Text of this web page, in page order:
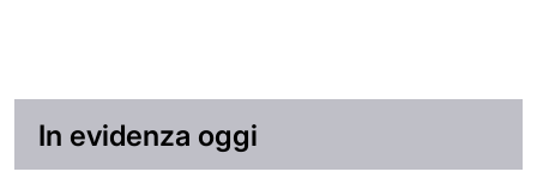
In evidenza oggi